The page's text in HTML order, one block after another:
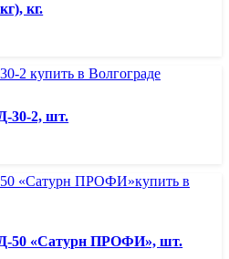
кг.
30-2, шт.
50 «Сатурн ПРОФИ», шт.